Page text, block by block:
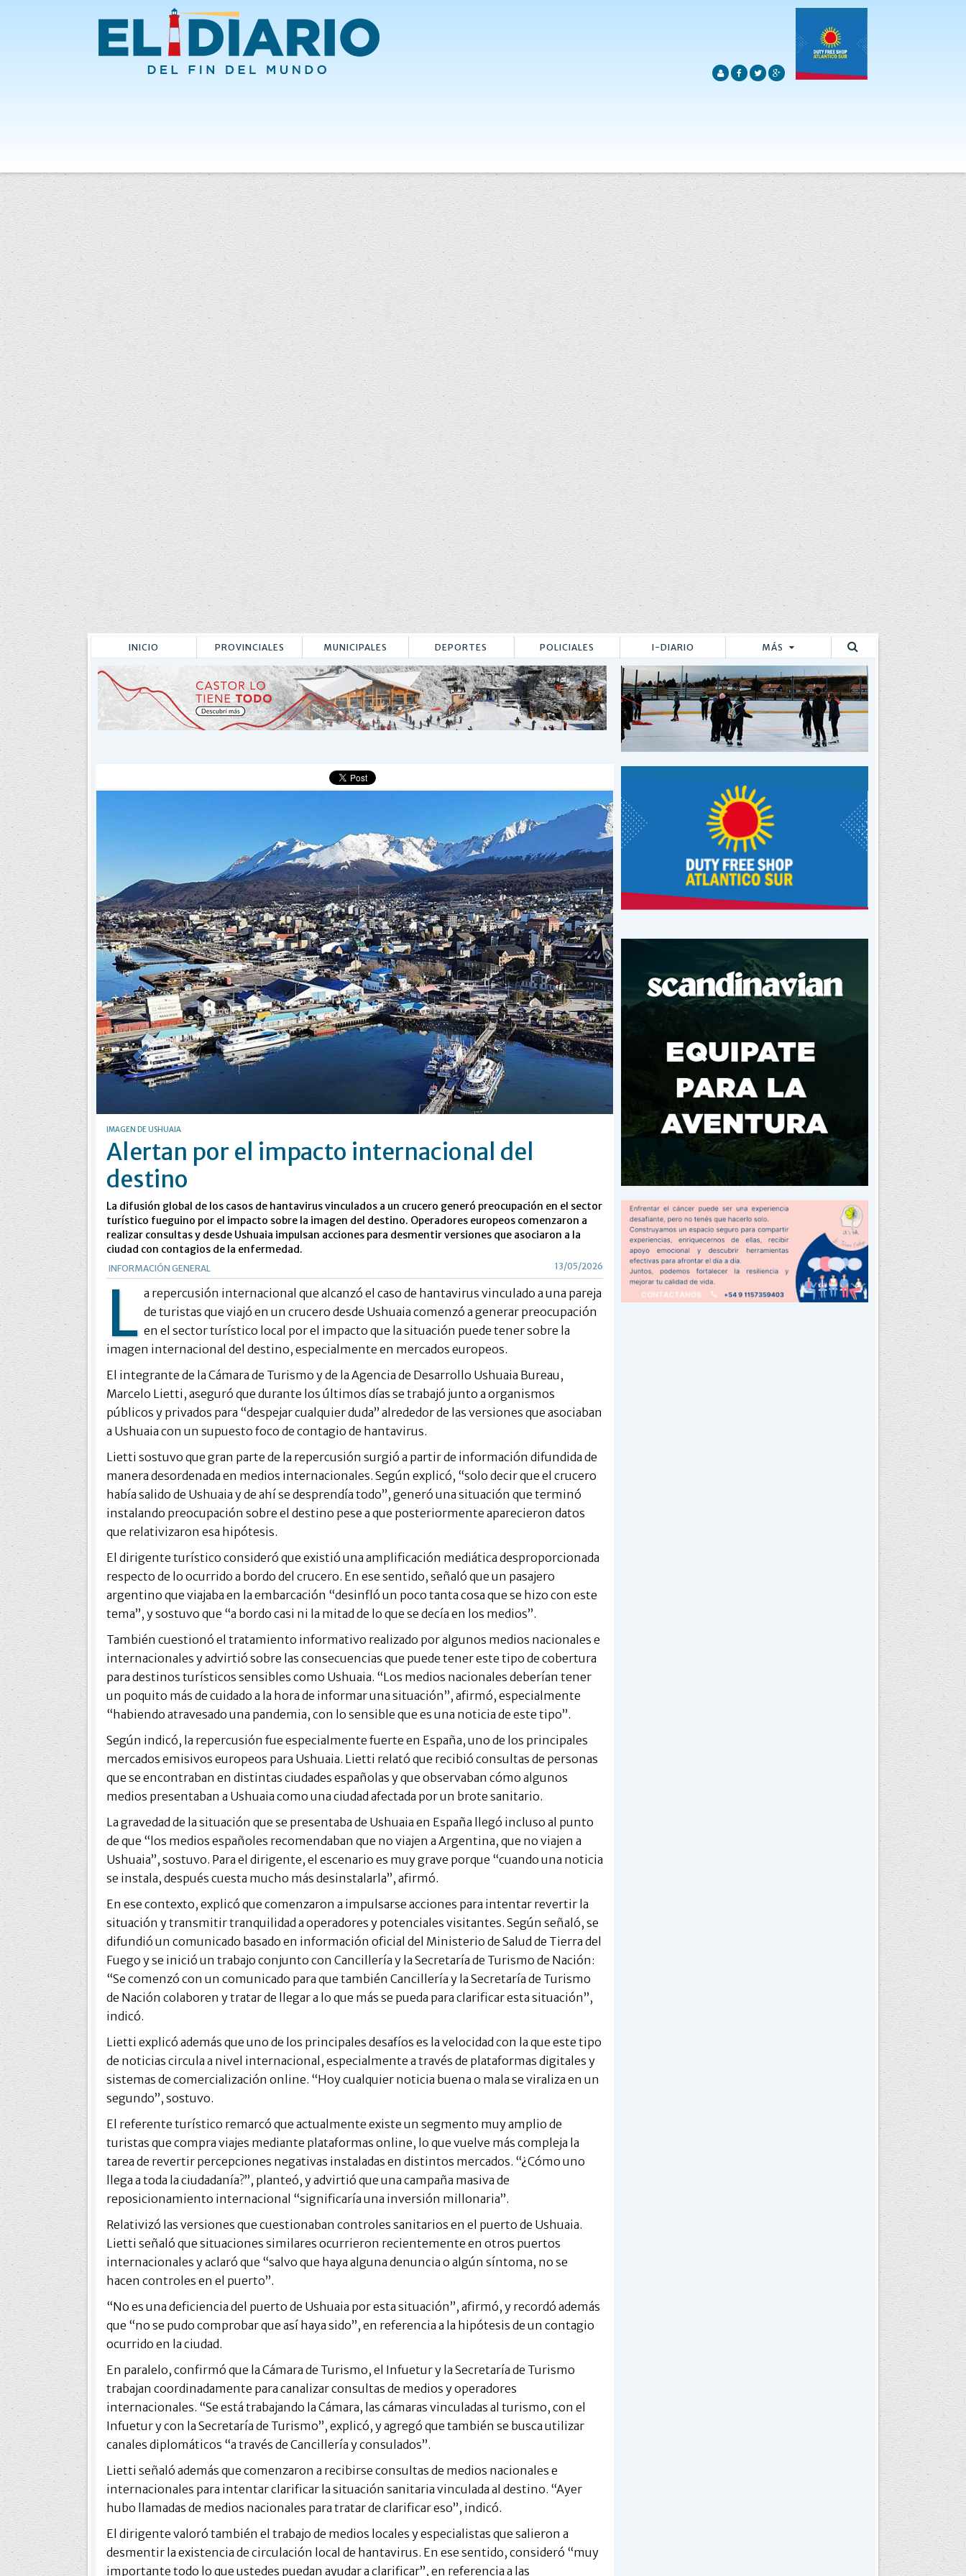
INICIO PROVINCIALES MUNICIPALES DEPORTES POLICIALES I-DIARIO MÁS
Buscar
IMAGEN DE USHUAIA
Alertan por el impacto internacional del
destino
La difusión global de los casos de hantavirus vinculados a un crucero generó preocupación en el sector
turístico fueguino por el impacto sobre la imagen del destino. Operadores europeos comenzaron a
realizar consultas y desde Ushuaia impulsan acciones para desmentir versiones que asociaron a la
ciudad con contagios de la enfermedad.
INFORMACIÓN GENERAL 13/05/2026
L a repercusión internacional que alcanzó el caso de hantavirus vinculado a una pareja
de turistas que viajó en un crucero desde Ushuaia comenzó a generar preocupación
en el sector turístico local por el impacto que la situación puede tener sobre la
imagen internacional del destino, especialmente en mercados europeos.
El integrante de la Cámara de Turismo y de la Agencia de Desarrollo Ushuaia Bureau,
Marcelo Lietti, aseguró que durante los últimos días se trabajó junto a organismos
públicos y privados para “despejar cualquier duda” alrededor de las versiones que asociaban
a Ushuaia con un supuesto foco de contagio de hantavirus.
Lietti sostuvo que gran parte de la repercusión surgió a partir de información difundida de
manera desordenada en medios internacionales. Según explicó, “solo decir que el crucero
había salido de Ushuaia y de ahí se desprendía todo”, generó una situación que terminó
instalando preocupación sobre el destino pese a que posteriormente aparecieron datos
que relativizaron esa hipótesis.
El dirigente turístico consideró que existió una amplificación mediática desproporcionada
respecto de lo ocurrido a bordo del crucero. En ese sentido, señaló que un pasajero
argentino que viajaba en la embarcación “desinfló un poco tanta cosa que se hizo con este
tema”, y sostuvo que “a bordo casi ni la mitad de lo que se decía en los medios”.
También cuestionó el tratamiento informativo realizado por algunos medios nacionales e
internacionales y advirtió sobre las consecuencias que puede tener este tipo de cobertura
para destinos turísticos sensibles como Ushuaia. “Los medios nacionales deberían tener
un poquito más de cuidado a la hora de informar una situación”, afirmó, especialmente
“habiendo atravesado una pandemia, con lo sensible que es una noticia de este tipo”.
Según indicó, la repercusión fue especialmente fuerte en España, uno de los principales
mercados emisivos europeos para Ushuaia. Lietti relató que recibió consultas de personas
que se encontraban en distintas ciudades españolas y que observaban cómo algunos
medios presentaban a Ushuaia como una ciudad afectada por un brote sanitario.
La gravedad de la situación que se presentaba de Ushuaia en España llegó incluso al punto
de que “los medios españoles recomendaban que no viajen a Argentina, que no viajen a
Ushuaia”, sostuvo. Para el dirigente, el escenario es muy grave porque “cuando una noticia
se instala, después cuesta mucho más desinstalarla”, afirmó.
En ese contexto, explicó que comenzaron a impulsarse acciones para intentar revertir la
situación y transmitir tranquilidad a operadores y potenciales visitantes. Según señaló, se
difundió un comunicado basado en información oficial del Ministerio de Salud de Tierra del
Fuego y se inició un trabajo conjunto con Cancillería y la Secretaría de Turismo de Nación:
“Se comenzó con un comunicado para que también Cancillería y la Secretaría de Turismo
de Nación colaboren y tratar de llegar a lo que más se pueda para clarificar esta situación”,
indicó.
Lietti explicó además que uno de los principales desafíos es la velocidad con la que este tipo
de noticias circula a nivel internacional, especialmente a través de plataformas digitales y
sistemas de comercialización online. “Hoy cualquier noticia buena o mala se viraliza en un
segundo”, sostuvo.
El referente turístico remarcó que actualmente existe un segmento muy amplio de
turistas que compra viajes mediante plataformas online, lo que vuelve más compleja la
tarea de revertir percepciones negativas instaladas en distintos mercados. “¿Cómo uno
llega a toda la ciudadanía?”, planteó, y advirtió que una campaña masiva de
reposicionamiento internacional “significaría una inversión millonaria”.
Relativizó las versiones que cuestionaban controles sanitarios en el puerto de Ushuaia.
Lietti señaló que situaciones similares ocurrieron recientemente en otros puertos
internacionales y aclaró que “salvo que haya alguna denuncia o algún síntoma, no se
hacen controles en el puerto”.
“No es una deficiencia del puerto de Ushuaia por esta situación”, afirmó, y recordó además
que “no se pudo comprobar que así haya sido”, en referencia a la hipótesis de un contagio
ocurrido en la ciudad.
En paralelo, confirmó que la Cámara de Turismo, el Infuetur y la Secretaría de Turismo
trabajan coordinadamente para canalizar consultas de medios y operadores
internacionales. “Se está trabajando la Cámara, las cámaras vinculadas al turismo, con el
Infuetur y con la Secretaría de Turismo”, explicó, y agregó que también se busca utilizar
canales diplomáticos “a través de Cancillería y consulados”.
Lietti señaló además que comenzaron a recibirse consultas de medios nacionales e
internacionales para intentar clarificar la situación sanitaria vinculada al destino. “Ayer
hubo llamadas de medios nacionales para tratar de clarificar eso”, indicó.
El dirigente valoró también el trabajo de medios locales y especialistas que salieron a
desmentir la existencia de circulación local de hantavirus. En ese sentido, consideró “muy
importante todo lo que ustedes puedan ayudar a clarificar”, en referencia a las